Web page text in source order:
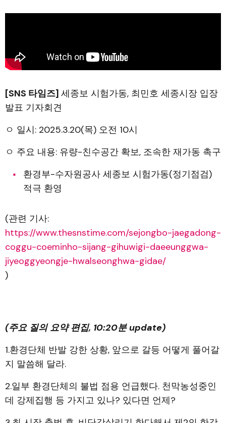
[SNS 타임즈] 세종보 시험가동, 최민호 세종시장 입장
발표 기자회견
ㅇ 일시: 2025.3.20(목) 오전 10시
ㅇ 주요 내용: 유량-친수공간 확보, 조속한 재가동 촉구
환경부-수자원공사 세종보 시험가동(정기점검)
적극 환영
(관련 기사:
https://www.thesnstime.com/sejongbo-jaegadong-
coggu-coeminho-sijang-gihuwigi-daeeunggwa-
jiyeoggyeongje-hwalseonghwa-gidae/
)
(주요 질의 요약 편집, 10:20분 update)
1.환경단체 반발 강한 상황, 앞으로 갈등 어떻게 풀어갈
지 말씀해 달라.
2.일부 환경단체의 불법 점용 언급했다. 천막농성중인
데 강제집행 등 가지고 있나? 있다면 언제?